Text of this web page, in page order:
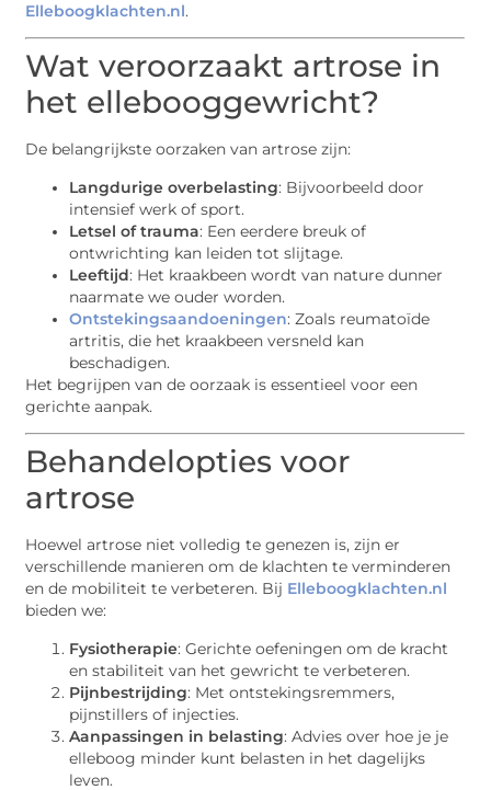
Elleboogklachten.nl.
Wat veroorzaakt artrose in
het ellebooggewricht?
De belangrijkste oorzaken van artrose zijn:
Langdurige overbelasting: Bijvoorbeeld door
intensief werk of sport.
Letsel of trauma: Een eerdere breuk of
ontwrichting kan leiden tot slijtage.
Leeftijd: Het kraakbeen wordt van nature dunner
naarmate we ouder worden.
Ontstekingsaandoeningen: Zoals reumatoïde
artritis, die het kraakbeen versneld kan
beschadigen.
Het begrijpen van de oorzaak is essentieel voor een
gerichte aanpak.
Behandelopties voor
artrose
Hoewel artrose niet volledig te genezen is, zijn er
verschillende manieren om de klachten te verminderen
en de mobiliteit te verbeteren. Bij Elleboogklachten.nl
bieden we:
Fysiotherapie: Gerichte oefeningen om de kracht
en stabiliteit van het gewricht te verbeteren.
Pijnbestrijding: Met ontstekingsremmers,
pijnstillers of injecties.
Aanpassingen in belasting: Advies over hoe je je
elleboog minder kunt belasten in het dagelijks
leven.